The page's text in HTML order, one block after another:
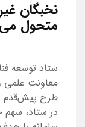
نخبگان
متحول
ستاد توسعه
معاونت علمی
طرح پیش‌قدم
در ستاد، سهم